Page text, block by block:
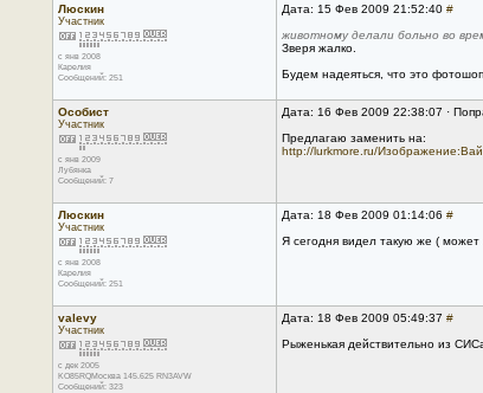
Люскин
Участник
с янв 2008
Карелия
Сообщений: 251
Дата: 15 Фев 2009 21:52:40 #
животному делали больно во
Зверя жалко.
Будем надеяться, что это фотошоп.
Особист
Участник
с янв 2009
Лубянка
Сообщений: 7
Дата: 16 Фев 2009 22:38:07 ·
Предлагаю заменить на:
http://lurkmore.ru/
Люскин
Участник
с янв 2008
Карелия
Сообщений: 251
Дата: 18 Фев 2009 01:14:06 #
Я сегодня видел такую же (
valevy
Участник
с дек 2005
KO85RQМосква 145.625 RN3AVW
Сообщений: 323
Дата: 18 Фев 2009 05:49:37 #
Рыженькая действительно из